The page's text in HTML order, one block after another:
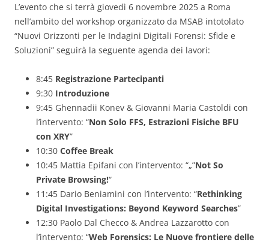
L’evento che si terrà giovedì 6 novembre 2025 a Roma
nell’ambito del workshop organizzato da MSAB intotolato
“Nuovi Orizzonti per le Indagini Digitali Forensi: Sfide e
Soluzioni” seguirà la seguente agenda dei lavori:
8:45 Registrazione Partecipanti
9:30 Introduzione
9:45 Ghennadii Konev & Giovanni Maria Castoldi con
l’intervento: “Non Solo FFS, Estrazioni Fisiche BFU
con XRY”
10:30 Coffee Break
10:45 Mattia Epifani con l’intervento: “„”Not So
Private Browsing!“
11:45 Dario Beniamini con l’intervento: “Rethinking
Digital Investigations: Beyond Keyword Searches”
12:30 Paolo Dal Checco & Andrea Lazzarotto con
l’intervento: “Web Forensics: Le Nuove frontiere delle